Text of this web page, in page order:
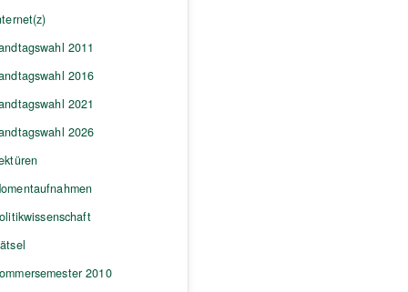
2011
2016
2021
2026
2010